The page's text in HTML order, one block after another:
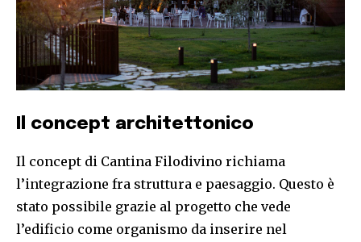
Il concept architettonico
Il concept di Cantina Filodivino richiama
l’integrazione fra struttura e paesaggio. Questo è
stato possibile grazie al progetto che vede
l’edificio come organismo da inserire nel